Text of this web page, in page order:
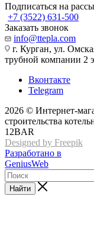
Подписаться на
+7 (3522) 631-500
Заказать звонок
info@ttepla.com
г. Курган, ул.
трубной компании 2
Вконтакте
Telegram
2026 © Интернет-
строительства
12BAR
Designed by Freepik
Разработано в
GeniusWeb
Найти